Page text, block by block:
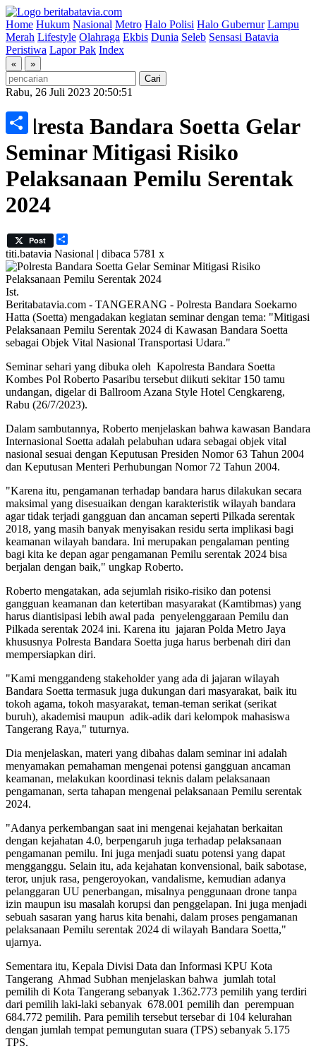
Home Hukum Nasional Metro Halo Polisi Halo Gubernur Lampu
Merah Lifestyle Olahraga Ekbis Dunia Seleb Sensasi Batavia
Peristiwa Lapor Pak Index
« »
Rabu, 26 Juli 2023 20:50:51
Polresta Bandara Soetta Gelar
Seminar Mitigasi Risiko
Pelaksanaan Pemilu Serentak
2024
Post
titi.batavia Nasional | dibaca 5781 x
Ist.
Beritabatavia.com - TANGERANG - Polresta Bandara Soekarno
Hatta (Soetta) mengadakan kegiatan seminar dengan tema: "Mitigasi
Pelaksanaan Pemilu Serentak 2024 di Kawasan Bandara Soetta
sebagai Objek Vital Nasional Transportasi Udara."
Seminar sehari yang dibuka oleh Kapolresta Bandara Soetta
Kombes Pol Roberto Pasaribu tersebut diikuti sekitar 150 tamu
undangan, digelar di Ballroom Azana Style Hotel Cengkareng,
Rabu (26/7/2023).
Dalam sambutannya, Roberto menjelaskan bahwa kawasan Bandara
Internasional Soetta adalah pelabuhan udara sebagai objek vital
nasional sesuai dengan Keputusan Presiden Nomor 63 Tahun 2004
dan Keputusan Menteri Perhubungan Nomor 72 Tahun 2004.
"Karena itu, pengamanan terhadap bandara harus dilakukan secara
maksimal yang disesuaikan dengan karakteristik wilayah bandara
agar tidak terjadi gangguan dan ancaman seperti Pilkada serentak
2018, yang masih banyak menyisakan residu serta implikasi bagi
keamanan wilayah bandara. Ini merupakan pengalaman penting
bagi kita ke depan agar pengamanan Pemilu serentak 2024 bisa
berjalan dengan baik," ungkap Roberto.
Roberto mengatakan, ada sejumlah risiko-risiko dan potensi
gangguan keamanan dan ketertiban masyarakat (Kamtibmas) yang
harus diantisipasi lebih awal pada penyelenggaraan Pemilu dan
Pilkada serentak 2024 ini. Karena itu jajaran Polda Metro Jaya
khususnya Polresta Bandara Soetta juga harus berbenah diri dan
mempersiapkan diri.
"Kami menggandeng stakeholder yang ada di jajaran wilayah
Bandara Soetta termasuk juga dukungan dari masyarakat, baik itu
tokoh agama, tokoh masyarakat, teman-teman serikat (serikat
buruh), akademisi maupun adik-adik dari kelompok mahasiswa
Tangerang Raya," tuturnya.
Dia menjelaskan, materi yang dibahas dalam seminar ini adalah
menyamakan pemahaman mengenai potensi gangguan ancaman
keamanan, melakukan koordinasi teknis dalam pelaksanaan
pengamanan, serta tahapan mengenai pelaksanaan Pemilu serentak
2024.
"Adanya perkembangan saat ini mengenai kejahatan berkaitan
dengan kejahatan 4.0, berpengaruh juga terhadap pelaksanaan
pengamanan pemilu. Ini juga menjadi suatu potensi yang dapat
mengganggu. Selain itu, ada kejahatan konvensional, baik sabotase,
teror, unjuk rasa, pengeroyokan, vandalisme, kemudian adanya
pelanggaran UU penerbangan, misalnya penggunaan drone tanpa
izin maupun isu masalah korupsi dan penggelapan. Ini juga menjadi
sebuah sasaran yang harus kita benahi, dalam proses pengamanan
pelaksanaan Pemilu serentak 2024 di wilayah Bandara Soetta,"
ujarnya.
Sementara itu, Kepala Divisi Data dan Informasi KPU Kota
Tangerang Ahmad Subhan menjelaskan bahwa jumlah total
pemilih di Kota Tangerang sebanyak 1.362.773 pemilih yang terdiri
dari pemilih laki-laki sebanyak 678.001 pemilih dan perempuan
684.772 pemilih. Para pemilih tersebut tersebar di 104 kelurahan
dengan jumlah tempat pemungutan suara (TPS) sebanyak 5.175
TPS.
Share